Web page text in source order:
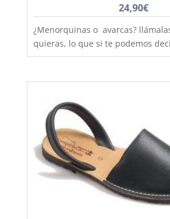
24,90€
¿Menorquinas o avarcas?
quieras, lo que si te podemos
fabricación nacional y hechas
transpiración, comodidad y
con todos los estilos de ropa y
rango de tallas para poder calzar
pequeñas de la casa, hermanas
madres, padres, abuelas.........
la 41. Recuerda que aquí en Capitán Malaspina
los zapatos más bonitos, con la
mejor precio y siempre el primer